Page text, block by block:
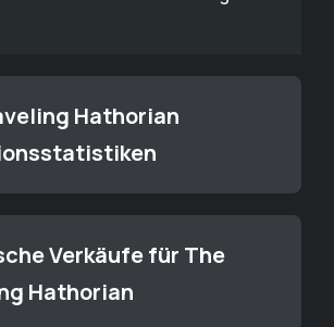
Hathorian
Verkäufe für The
Hathorian